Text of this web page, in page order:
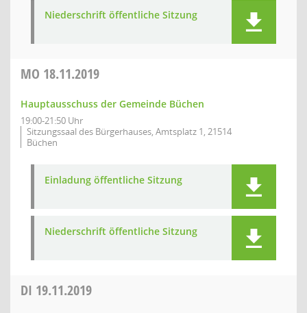
Niederschrift öffentliche Sitzung
MO 18.11.2019
Hauptausschuss der Gemeinde Büchen
19:00-21:50 Uhr
Sitzungssaal des Bürgerhauses, Amtsplatz 1, 21514
Büchen
Einladung öffentliche Sitzung
Niederschrift öffentliche Sitzung
DI 19.11.2019